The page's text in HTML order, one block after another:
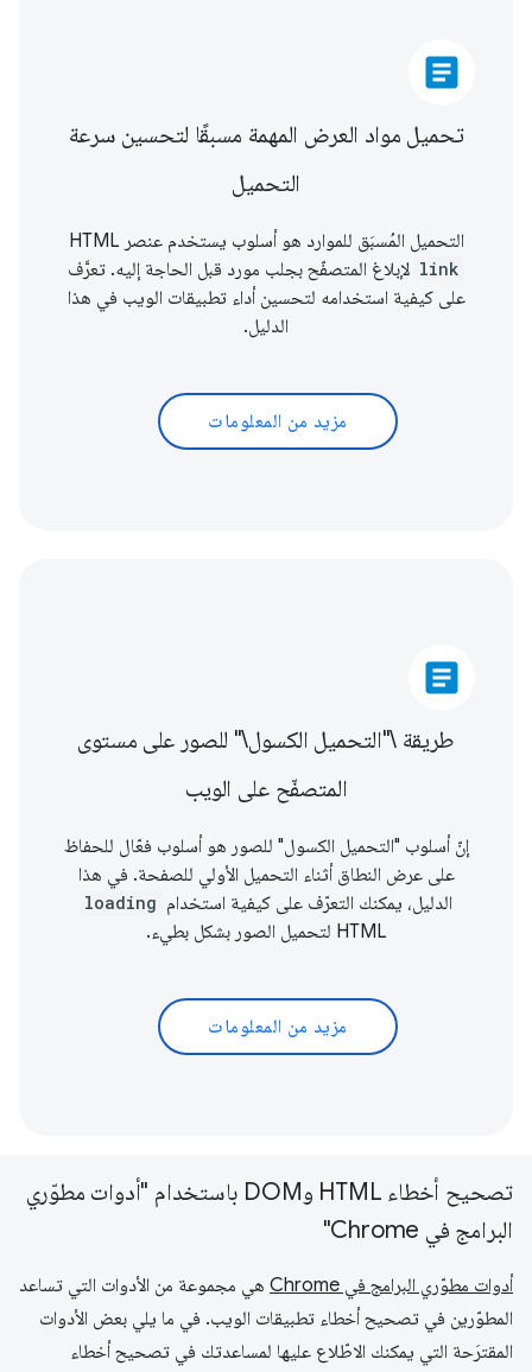
article
تحميل مواد العرض المهمة مسبقًا لتحسين سرعة
التحميل
التحميل المُسبَق للموارد هو أسلوب يستخدم عنصر HTML
link لإبلاغ المتصفّح بجلب مورد قبل الحاجة إليه. تعرَّف
على كيفية استخدامه لتحسين أداء تطبيقات الويب في هذا
الدليل.
مزيد من المعلومات
article
طريقة \"التحميل الكسول\" للصور على مستوى
المتصفّح على الويب
إنّ أسلوب "التحميل الكسول" للصور هو أسلوب فعّال للحفاظ
على عرض النطاق أثناء التحميل الأولي للصفحة. في هذا
الدليل، يمكنك التعرّف على كيفية استخدام loading
HTML لتحميل الصور بشكل بطيء.
مزيد من المعلومات
تصحيح أخطاء HTML وDOM باستخدام "أدوات مطوّري
البرامج في Chrome"
أدوات مطوّري البرامج في Chrome
هي مجموعة من الأدوات التي تساعد
المطوّرين في تصحيح أخطاء تطبيقات الويب. في ما يلي بعض الأدوات
المقترَحة التي يمكنك الاطّلاع عليها لمساعدتك في تصحيح أخطاء